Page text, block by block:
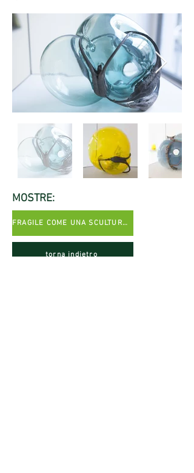
MOSTRE:
FRAGILE COME UNA SCULTURA...2016
torna indietro